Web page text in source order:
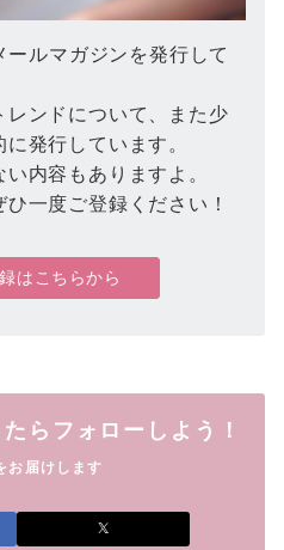
ルマガジンを発行して
ンドについて、また少
発行しています。
内容もありますよ。
一度ご登録ください！
はこちらから
らフォローしよう！
お届けします